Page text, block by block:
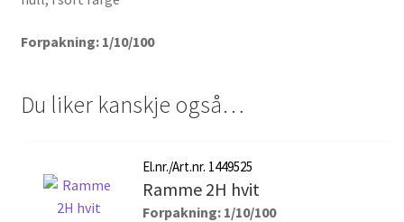
Forpakning: 1/10/100
Du liker kanskje også…
El.nr./Art.nr. 1449525
Ramme 2H hvit
Forpakning: 1/10/100